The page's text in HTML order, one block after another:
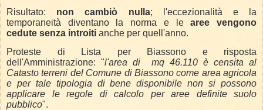
Risultato: non cambiò nulla; l'eccezionalità e la
temporaneità diventano la norma e learee vengono
cedute senza introiti anche per quell'anno.
Proteste di Lista per Biassono e risposta
dell'Amministrazione: "l'area di
mq 46.110 è censita al
Catasto terreni del Comune di Biassono come area agricola
e per tale tipologia di bene disponibile non si possono
applicare le regole di calcolo per aree definite suolo
pubblico".